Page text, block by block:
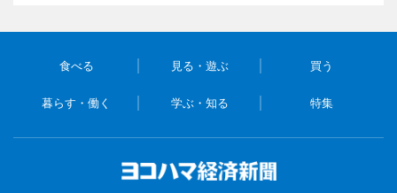
食べる 見る・遊ぶ 買う
暮らす・働く 学ぶ・知る 特集